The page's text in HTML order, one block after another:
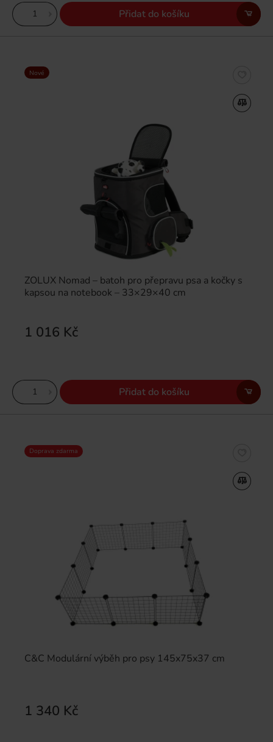
Přidat do košíku
ZOLUX Nomad – batoh pro přepravu psa a kočky s
kapsou na notebook – 33×29×40 cm
1 016 Kč
Nové
Přidat do košíku
C&C Modulární výběh pro psy 145x75x37 cm
1 340 Kč
Doprava zdarma